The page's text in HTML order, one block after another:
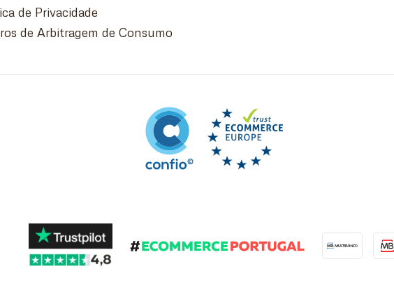
de Privacidade
de Arbitragem de Consumo